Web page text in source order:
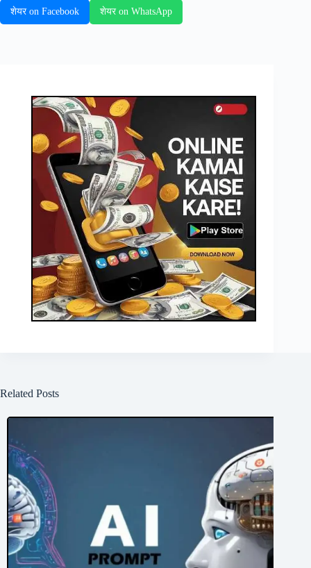
शेयर on Facebook शेयर on WhatsApp
Related Posts